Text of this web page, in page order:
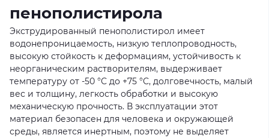
пенополистирола
Экструдированный пенополистирол имеет
водонепроницаемость, низкую теплопроводность,
высокую стойкость к деформациям, устойчивость к
неорганическим растворителям, выдерживает
температуру от -50 °C до +75 °C, долговечность, малый
вес и толщину, легкость обработки и высокую
механическую прочность. В эксплуатации этот
материал безопасен для человека и окружающей
среды, является инертным, поэтому не выделяет